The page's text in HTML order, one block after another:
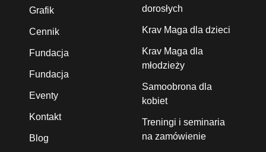
Grafik
Cennik
Fundacja
Fundacja
Eventy
Kontakt
Blog
dorosłych
Krav Maga dla dzieci
Krav Maga dla
młodzieży
Samoobrona dla
kobiet
Treningi i seminaria
na zamówienie